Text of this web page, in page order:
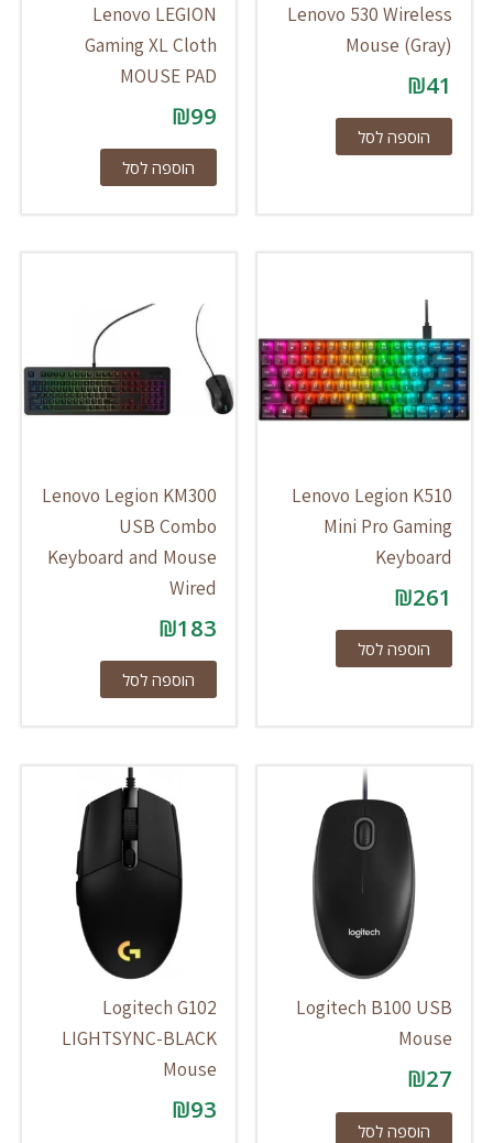
Lenovo 530 Wireless
Mouse (Gray)
₪41
הוספה לסל
Lenovo LEGION
Gaming XL Cloth
MOUSE PAD
₪99
הוספה לסל
Lenovo Legion K510
Mini Pro Gaming
Keyboard
₪261
הוספה לסל
Lenovo Legion KM300
USB Combo
Keyboard and Mouse
Wired
₪183
הוספה לסל
Logitech B100 USB
Mouse
₪27
הוספה לסל
Logitech G102
LIGHTSYNC-BLACK
Mouse
₪93